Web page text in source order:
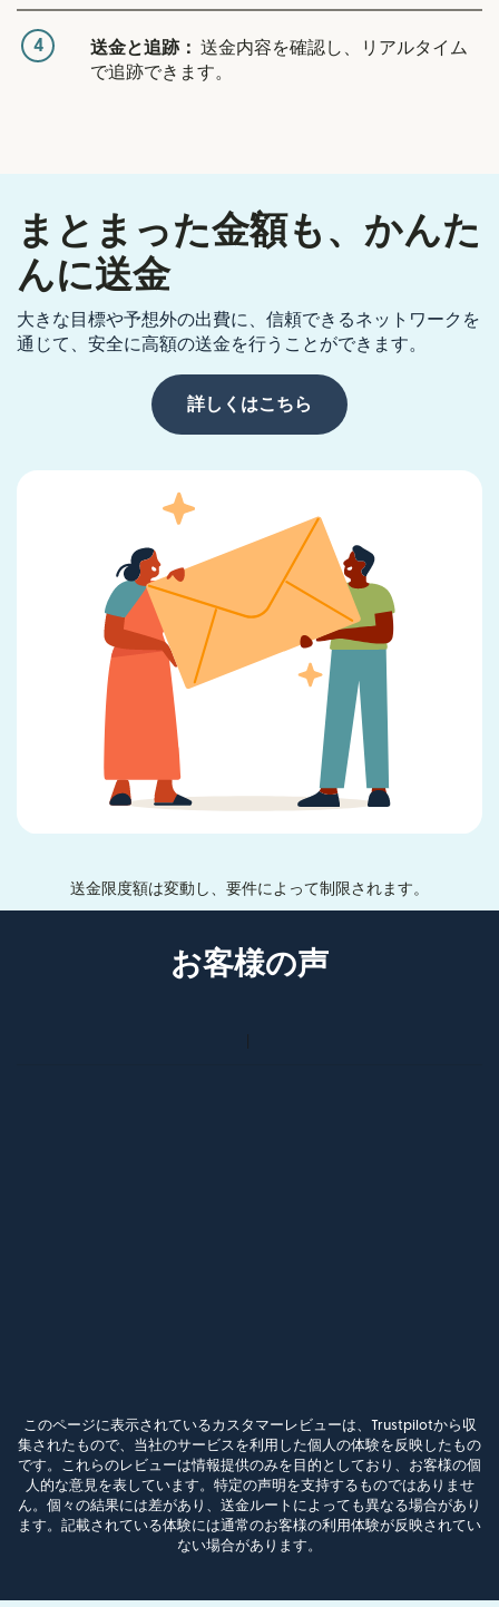
4 送金と追跡： 送金内容を確認し、リアルタイム
で追跡できます。
まとまった金額も、かんた
んに送金
大きな目標や予想外の出費に、信頼できるネットワークを
通じて、安全に高額の送金を行うことができます。
詳しくはこちら
送金限度額は変動し、要件によって制限されます。
お客様の声
このページに表示されているカスタマーレビューは、Trustpilotから収
集されたもので、当社のサービスを利用した個人の体験を反映したもの
です。これらのレビューは情報提供のみを目的としており、お客様の個
人的な意見を表しています。特定の声明を支持するものではありませ
ん。個々の結果には差があり、送金ルートによっても異なる場合があり
ます。記載されている体験には通常のお客様の利用体験が反映されてい
ない場合があります。